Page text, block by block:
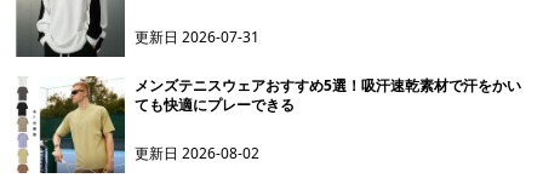
更新日2026-07-31
メンズテニスウェアおすすめ5選！吸汗速乾素材で汗をかい
ても快適にプレーできる
更新日2026-08-02